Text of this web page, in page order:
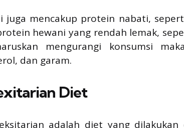
juga mencakup protein nabati,
hewani yang rendah lemak,
mengurangi konsumsi
dan garam.
Diet
adalah diet yang dilakukan